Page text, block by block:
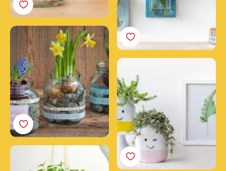
De lentepot
geüpcyclede Nutella®
potten maken
Een hangende
plantenpot maken met